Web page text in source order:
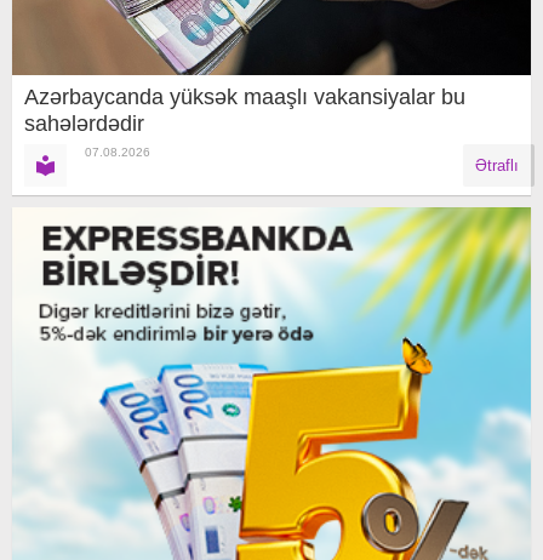
Azərbaycanda yüksək maaşlı vakansiyalar bu
sahələrdədir
07.08.2026
Ətraflı